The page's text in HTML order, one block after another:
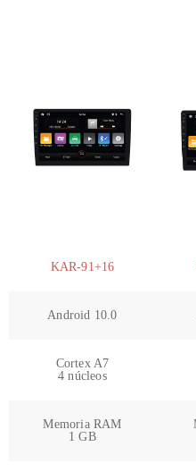
KAR-91+16
Android 10.0
Cortex A7
4 núcleos
Memoria RAM
1 GB